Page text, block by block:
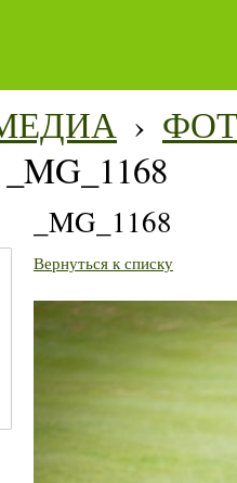
›
_MG_1168
_MG_1168
Вернуться к списку